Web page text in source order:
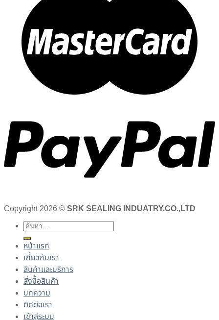
Copyright 2026 © SRK SEALING INDUATRY.CO.,LTD
ค้นหา:
หน้าแรก
เกี่ยวกับเรา
สินค้าและบริการ
สั่งซื้อสินค้า
บทความ
ติดต่อเรา
เข้าสู่ระบบ